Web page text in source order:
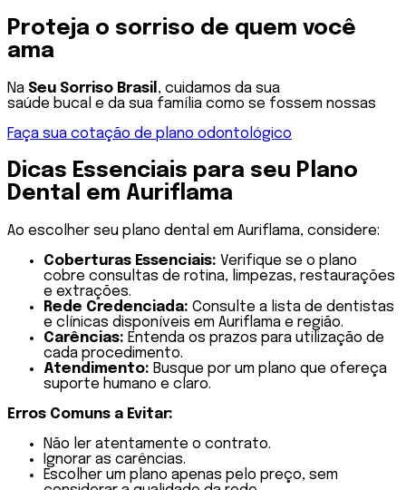
Proteja o sorriso de quem você
ama
Na Seu Sorriso Brasil , cuidamos da sua
saúde bucal e da sua família como se fossem nossas
Faça sua cotação de plano odontológico
Dicas Essenciais para seu Plano
Dental em Auriflama
Ao escolher seu plano dental em Auriflama, considere:
Coberturas Essenciais: Verifique se o plano
cobre consultas de rotina, limpezas, restaurações
e extrações.
Rede Credenciada: Consulte a lista de dentistas
e clínicas disponíveis em Auriflama e região.
Carências: Entenda os prazos para utilização de
cada procedimento.
Atendimento: Busque por um plano que ofereça
suporte humano e claro.
Erros Comuns a Evitar:
Não ler atentamente o contrato.
Ignorar as carências.
Escolher um plano apenas pelo preço, sem